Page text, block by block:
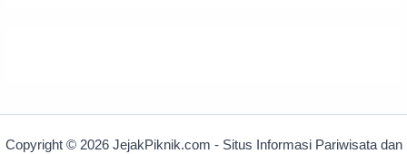
Copyright © 2026 JejakPiknik.com - Situs Informasi Pariwisata dan